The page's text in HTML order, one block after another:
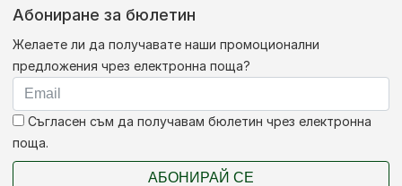
Абониране за бюлетин
Желаете ли да получавате наши промоционални
предложения чрез електронна поща?
Съгласен съм да получавам бюлетин чрез електронна
поща.
АБОНИРАЙ СЕ